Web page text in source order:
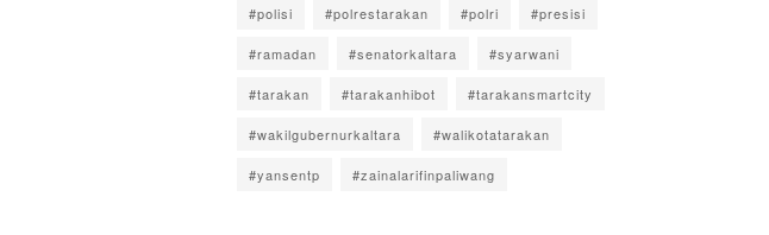
#polisi #polrestarakan #polri #presisi
#ramadan #senatorkaltara #syarwani
#tarakan #tarakanhibot #tarakansmartcity
#wakilgubernurkaltara #walikotatarakan
#yansentp #zainalarifinpaliwang